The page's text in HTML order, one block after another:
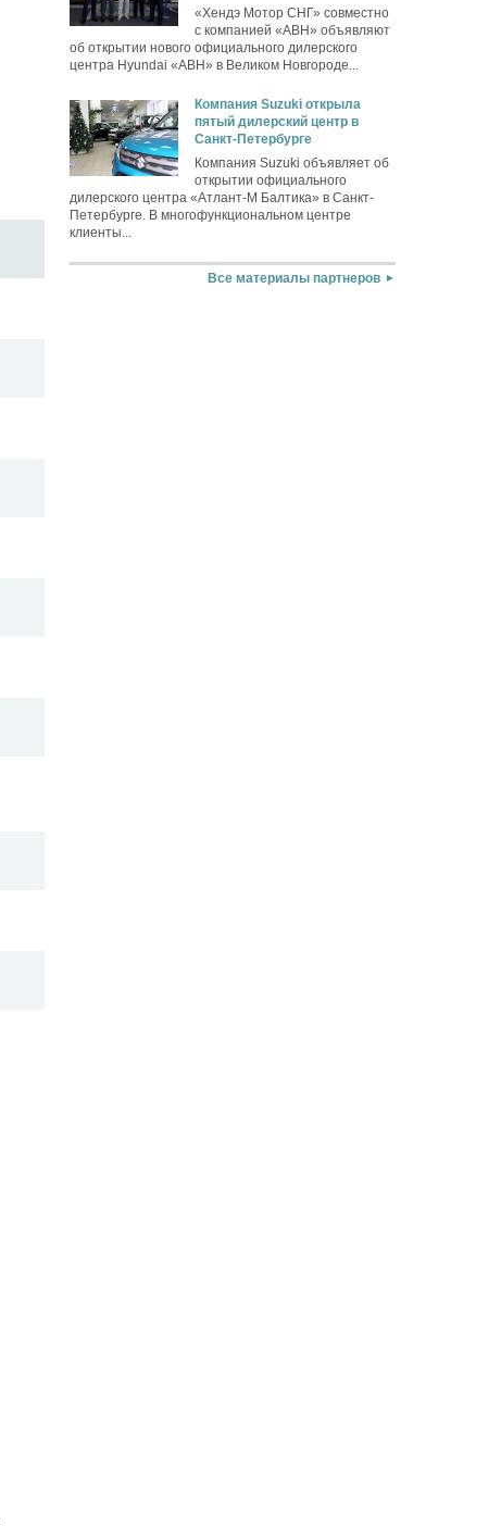
«Хендэ Мотор СНГ» совместно
с компанией «АВН» объявляют
об открытии нового официального дилерского
центра Hyundai «АВН» в Великом Новгороде...
Компания Suzuki открыла
пятый дилерский центр в
Санкт-Петербурге
Компания Suzuki объявляет об
открытии официального
дилерского центра «Атлант-М Балтика» в Санкт-
Петербурге. В многофункциональном центре
клиенты...
Все материалы партнеров